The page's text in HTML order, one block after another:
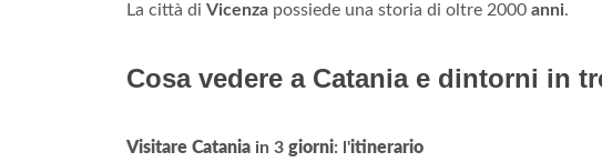
La città di Vicenza possiede una storia di oltre 2000 anni.
Cosa vedere a Catania e dintorni in
Visitare Catania in 3 giorni: l'itinerario